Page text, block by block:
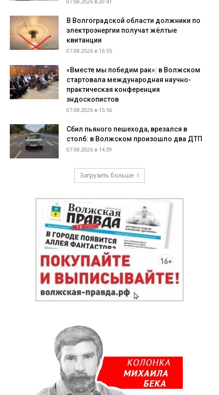
В Волгоградской области должники по
электроэнергии получат жёлтые
квитанции
07.08.2026 в 16:55
«Вместе мы победим рак»: в Волжском
стартовала международная научно-
практическая конференция
эндоскопистов
07.08.2026 в 15:56
Сбил пьяного пешехода, врезался в
столб: в Волжском произошло два ДТП
07.08.2026 в 14:39
Загрузить больше